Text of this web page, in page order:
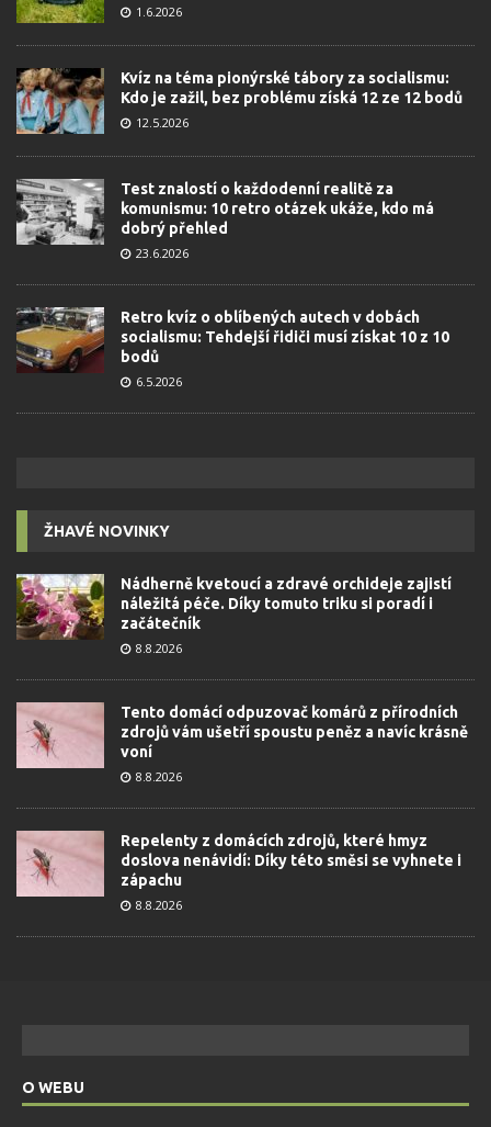
1.6.2026
Kvíz na téma pionýrské tábory za socialismu:
Kdo je zažil, bez problému získá 12 ze 12 bodů
12.5.2026
Test znalostí o každodenní realitě za
komunismu: 10 retro otázek ukáže, kdo má
dobrý přehled
23.6.2026
Retro kvíz o oblíbených autech v dobách
socialismu: Tehdejší řidiči musí získat 10 z 10
bodů
6.5.2026
ŽHAVÉ NOVINKY
Nádherně kvetoucí a zdravé orchideje zajistí
náležitá péče. Díky tomuto triku si poradí i
začátečník
8.8.2026
Tento domácí odpuzovač komárů z přírodních
zdrojů vám ušetří spoustu peněz a navíc krásně
voní
8.8.2026
Repelenty z domácích zdrojů, které hmyz
doslova nenávidí: Díky této směsi se vyhnete i
zápachu
8.8.2026
O WEBU